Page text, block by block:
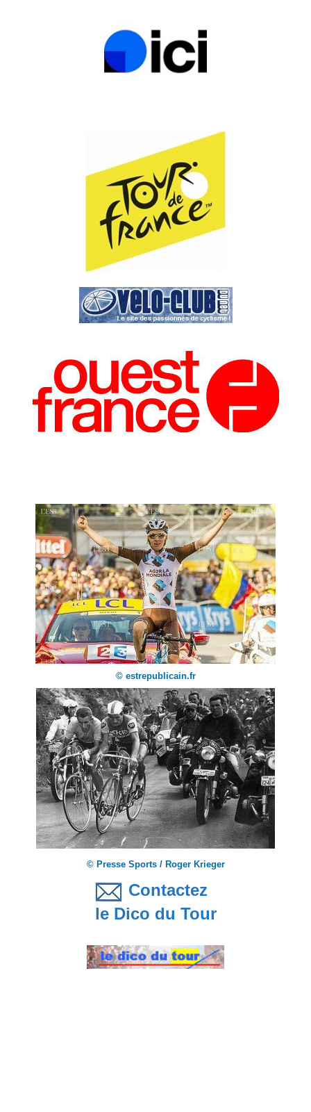
© estrepublicain.fr
© Presse Sports / Roger Krieger
Contactez
le Dico du Tour